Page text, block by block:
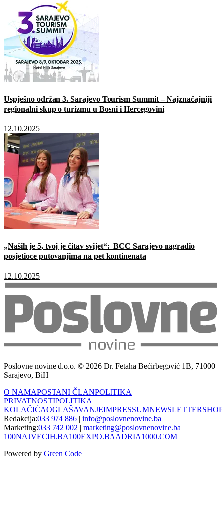
Uspješno održan 3. Sarajevo Tourism Summit – Najznačajniji
regionalni skup o turizmu u Bosni i Hercegovini
12.10.2025
„Naših je 5, tvoj je čitav svijet“: BCC Sarajevo nagradio
posjetioce putovanjima na pet kontinenata
12.10.2025
Poslovne novine d.o.o. © 2026 Dr. Fetaha Bećirbegović 1B, 71000
Sarajevo, BiH
O NAMAPOSTANI ČLANPOLITIKA
PRIVATNOSTIPOLITIKA
KOLAČIĆAOGLAŠAVANJEIMPRESSUMNEWSLETTER
Redakcija:033 974 886 | info@poslovnenovine.ba
Marketing:033 742 002 | marketing@poslovnenovine.ba
100NAJVECIH.BA100EXPO.BAADRIA1000.COM
Powered by Green Code